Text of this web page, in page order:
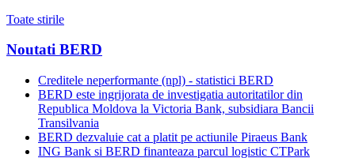
Toate stirile
Noutati BERD
Creditele neperformante (npl) - statistici BERD
BERD este ingrijorata de investigatia autoritatilor din
Republica Moldova la Victoria Bank, subsidiara Bancii
Transilvania
BERD dezvaluie cat a platit pe actiunile Piraeus Bank
ING Bank si BERD finanteaza parcul logistic CTPark